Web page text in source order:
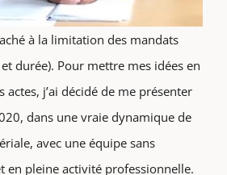
à la limitation des mandats
durée). Pour mettre mes idées en
actes, j’ai décidé de me présenter
dans une vraie dynamique de
avec une équipe sans
en pleine activité professionnelle.